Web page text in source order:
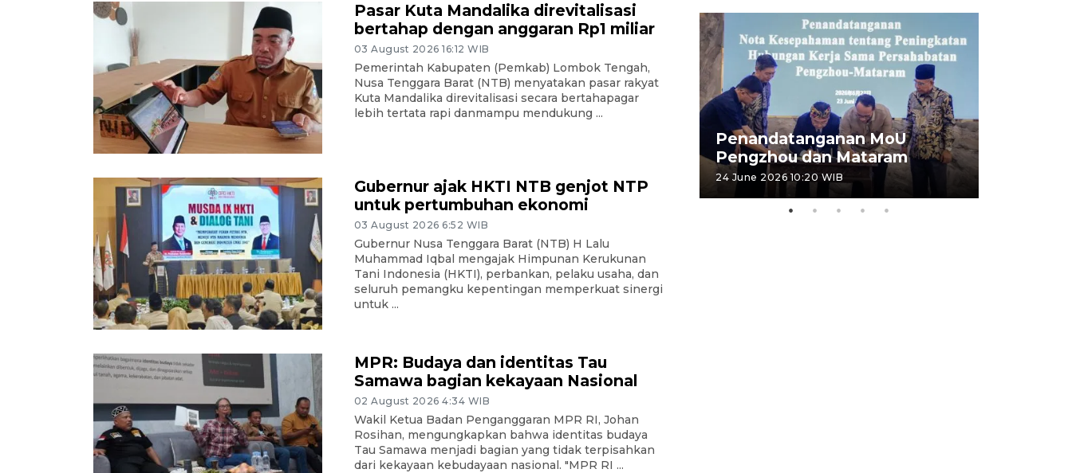
Pasar Kuta Mandalika direvitalisasi
bertahap dengan anggaran Rp1 miliar
03 August 2026 16:12 WIB
Pemerintah Kabupaten (Pemkab) Lombok Tengah,
Nusa Tenggara Barat (NTB) menyatakan pasar rakyat
Kuta Mandalika direvitalisasi secara bertahapagar
lebih tertata rapi danmampu mendukung ...
Gubernur ajak HKTI NTB genjot NTP
untuk pertumbuhan ekonomi
03 August 2026 6:52 WIB
Gubernur Nusa Tenggara Barat (NTB) H Lalu
Muhammad Iqbal mengajak Himpunan Kerukunan
Tani Indonesia (HKTI), perbankan, pelaku usaha, dan
seluruh pemangku kepentingan memperkuat sinergi
untuk ...
MPR: Budaya dan identitas Tau
Samawa bagian kekayaan Nasional
02 August 2026 4:34 WIB
Wakil Ketua Badan Penganggaran MPR RI, Johan
Rosihan, mengungkapkan bahwa identitas budaya
Tau Samawa menjadi bagian yang tidak terpisahkan
dari kekayaan kebudayaan nasional. "MPR RI ...
10 March 2026 12:55 WIB
Penandatanganan MoU
Pengzhou dan Mataram
24 June 2026 10:20 WIB